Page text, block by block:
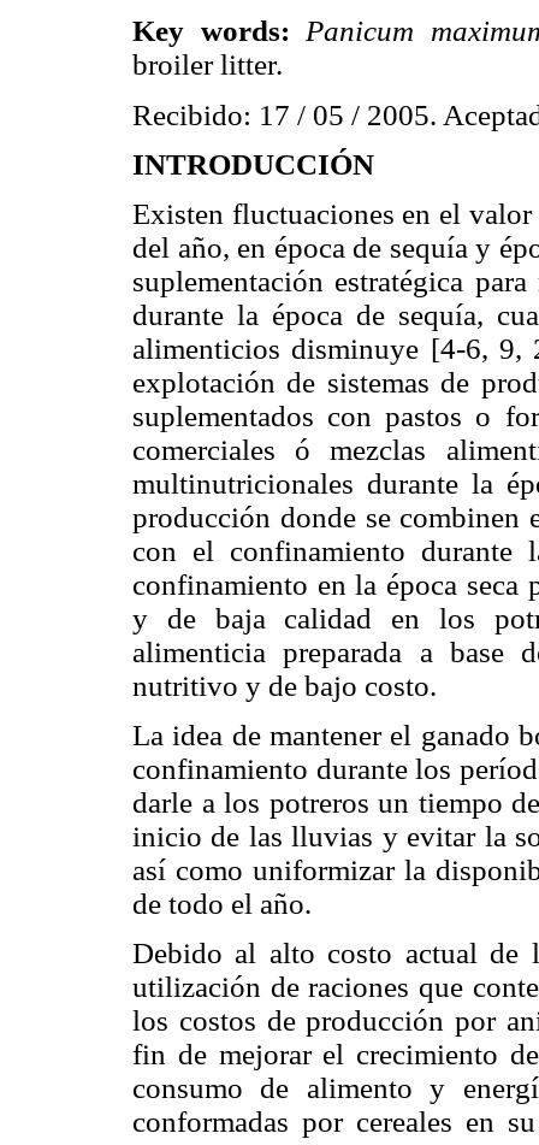
Key words:
Panicum
broiler litter.
Recibido: 17 / 05 / 2005.
INTRODUCCIÓN
Existen fluctuaciones en el
del año, en época de sequía y
suplementación estratégica
durante la época de sequía,
alimenticios disminuye [4-6, 9,
explotación de sistemas de
suplementados con pastos o
comerciales ó mezclas
multinutricionales durante la
producción donde se combinen
con el confinamiento durante
confinamiento en la época
y de baja calidad en los
alimenticia preparada a
nutritivo y de bajo costo.
La idea de mantener el ganado
confinamiento durante los
darle a los potreros un tiempo
inicio de las lluvias y evitar la
así como uniformizar la
de todo el año.
Debido al alto costo actual de
utilización de raciones que
los costos de producción por
fin de mejorar el crecimiento
consumo de alimento y
conformadas por cereales en